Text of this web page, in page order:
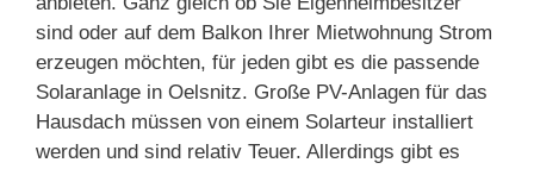
sind oder auf dem Balkon Ihrer Mietwohnung Strom
erzeugen möchten, für jeden gibt es die passende
Solaranlage in Oelsnitz. Große PV-Anlagen für das
Hausdach müssen von einem Solarteur installiert
werden und sind relativ Teuer. Allerdings gibt es